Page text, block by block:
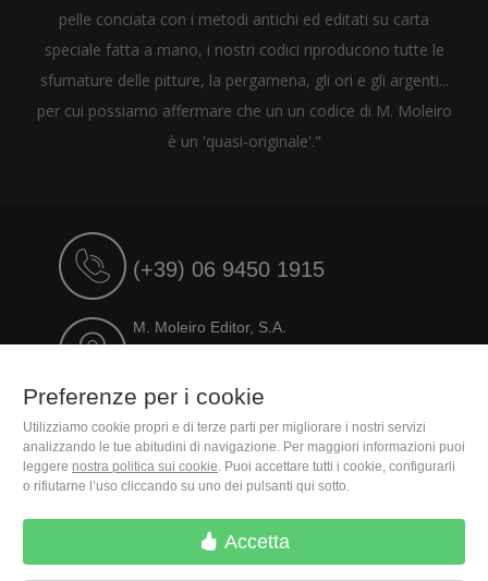
pelle conciata con i metodi antichi ed editati su carta
speciale fatta a mano, i nostri codici riproducono tutte le
sfumature delle pitture, la pergamena, gli ori e gli argenti...
per cui possiamo affermare che un un codice di M. Moleiro
è un 'quasi-originale'."
(+39) 06 9450 1915
M. Moleiro Editor, S.A.
Travesera de Gracia, 17
Preferenze per i cookie
Utilizziamo cookie propri e di terze parti per migliorare i nostri servizi
analizzando le tue abitudini di navigazione. Per maggiori informazioni puoi
leggere nostra politica sui cookie. Puoi accettare tutti i cookie, configurarli
o rifiutarne l’uso cliccando su uno dei pulsanti qui sotto.
Accetta